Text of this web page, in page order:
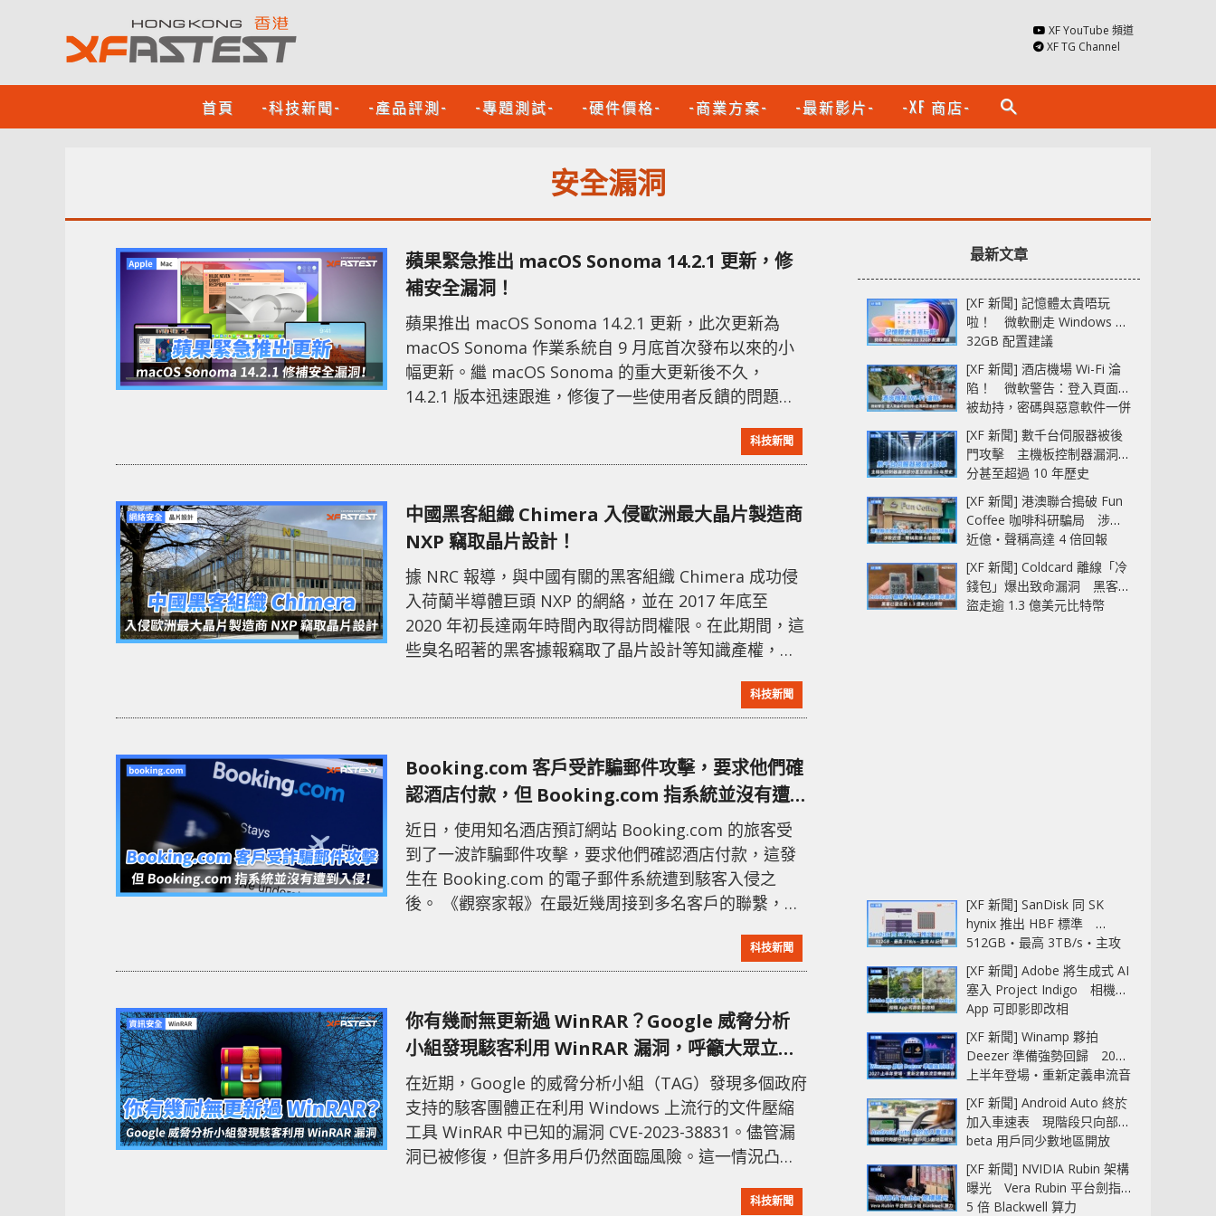
XF YouTube 頻道
XF TG Channel
首頁 -科技新聞- -產品評測- -專題測試- -硬件價格- -商業方案- -最新影片- -XF 商店- search
安全漏洞
蘋果緊急推出 macOS Sonoma 14.2.1 更新，修
補安全漏洞！
蘋果推出 macOS Sonoma 14.2.1 更新，此次更新為
macOS Sonoma 作業系統自 9 月底首次發布以來的小
幅更新。繼 macOS Sonoma 的重大更新後不久，
14.2.1 版本迅速跟進，修復了一些使用者反饋的問題，
供所有符合條件的 Mac 電腦免費下載，用戶可通過系統
設置中的軟件更新部分進行操作。據蘋果公司發布的更
修正和安全性更新
科技新聞
中國黑客組織 Chimera 入侵歐洲最大晶片製造商
NXP 竊取晶片設計！
據 NRC 報導，與中國有關的黑客組織 Chimera 成功侵
入荷蘭半導體巨頭 NXP 的網絡，並在 2017 年底至
2020 年初長達兩年時間內取得訪問權限。在此期間，這
些臭名昭著的黑客據報竊取了晶片設計等知識產權，然
製造商，報導中所述的攻擊規模和程度令人震驚。 根據
報導，黑客在公司網絡中潛伏了大約兩年半的時間，而
皇家航空的子公司）遭受類似攻擊。黑客於 2019 年 9
月入侵
科技新聞
Booking.com 客戶受詐騙郵件攻擊，要求他們確
認酒店付款，但 Booking.com 指系統並沒有遭
到入侵！
近日，使用知名酒店預訂網站 Booking.com 的旅客受
到了一波詐騙郵件攻擊，要求他們確認酒店付款，這發
生在 Booking.com 的電子郵件系統遭到駭客入侵之
後。 《觀察家報》在最近幾周接到多名客戶的聯繫，他
受害客戶均已入住或計劃入住他們透過 Booking.com
預訂的酒店。這些郵件是從noreply@booking.com發
息，否則他們的預訂可能會被取消。 如
科技新聞
你有幾耐無更新過 WinRAR？Google 威脅分析
小組發現駭客利用 WinRAR 漏洞，呼籲大眾立即
更新！
在近期，Google 的威脅分析小組（TAG）發現多個政府
支持的駭客團體正在利用 Windows 上流行的文件壓縮
工具 WinRAR 中已知的漏洞 CVE-2023-38831。儘管漏
洞已被修復，但許多用戶仍然面臨風險。這一情況凸顯
科技新聞
最新文章
[XF 新聞] 記憶體太貴唔玩
啦！ 微軟刪走 Windows 11
32GB 配置建議
[XF 新聞] 酒店機場 Wi-Fi 淪
陷！ 微軟警告：登入頁面可
被劫持，密碼與惡意軟件一併
中招
[XF 新聞] 數千台伺服器被後
門攻擊 主機板控制器漏洞部
分甚至超過 10 年歷史
[XF 新聞] 港澳聯合搗破 Fun
Coffee 咖啡科研騙局 涉款
近億‧聲稱高達 4 倍回報
[XF 新聞] Coldcard 離線「冷
錢包」爆出致命漏洞 黑客已
盜走逾 1.3 億美元比特幣
[XF 新聞] SanDisk 同 SK
hynix 推出 HBF 標準
512GB‧最高 3TB/s‧主攻
AI 記憶體
[XF 新聞] Adobe 將生成式 AI
塞入 Project Indigo 相機
App 可即影即改相
[XF 新聞] Winamp 夥拍
Deezer 準備強勢回歸 2027
上半年登場‧重新定義串流音
樂播放器
[XF 新聞] Android Auto 終於
加入車速表 現階段只向部分
beta 用戶同少數地區開放
[XF 新聞] NVIDIA Rubin 架構
曝光 Vera Rubin 平台劍指
5 倍 Blackwell 算力